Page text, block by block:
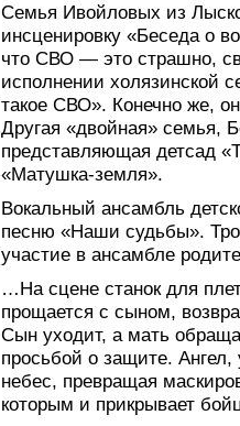
Семья Ивойловых из
инсценировку «Беседа о
что СВО — это страшно,
исполнении холязинской
такое СВО». Конечно же,
Другая «двойная» семья,
представляющая детсад
«Матушка-земля».
Вокальный ансамбль
песню «Наши судьбы».
участие в ансамбле
…На сцене станок для
прощается с сыном,
Сын уходит, а мать
просьбой о защите.
небес, превращая
которым и прикрывает